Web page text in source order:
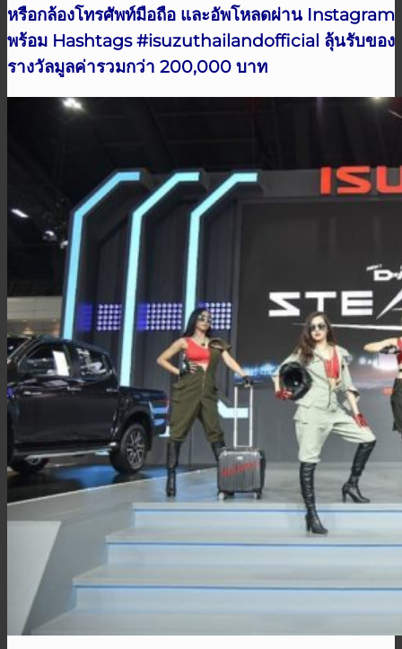
หรือกล้องโทรศัพท์มือถือ และอัพโหลดผ่าน Instagram
พร้อม Hashtags #isuzuthailandofficial ลุ้นรับของ
รางวัลมูลค่ารวมกว่า 200,000 บาท